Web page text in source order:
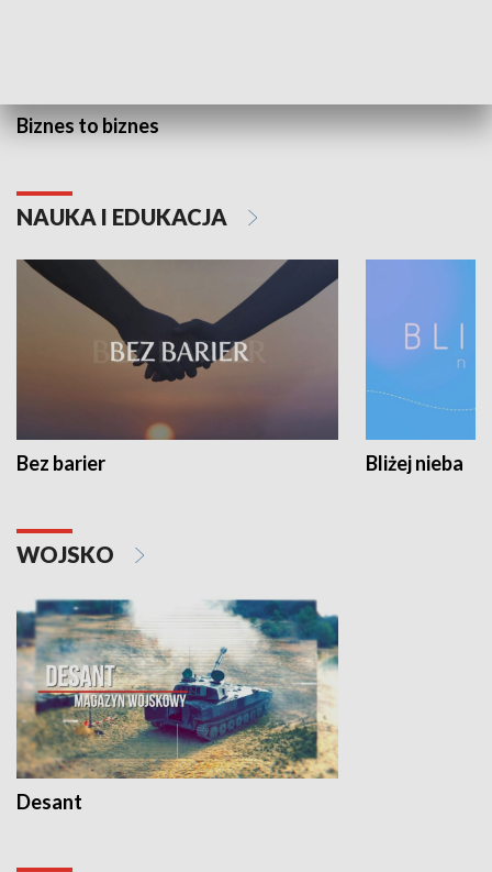
Biznes to biznes
NAUKA I EDUKACJA
Bez barier Bliżej nieba
WOJSKO
Desant